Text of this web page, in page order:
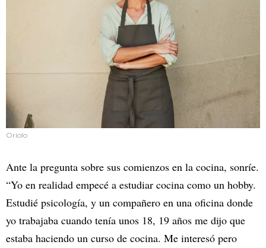
Oriolo
Ante la pregunta sobre sus comienzos en la cocina, sonríe.
“Yo en realidad empecé a estudiar cocina como un hobby.
Estudié psicología, y un compañero en una oficina donde
yo trabajaba cuando tenía unos 18, 19 años me dijo que
estaba haciendo un curso de cocina. Me interesó pero